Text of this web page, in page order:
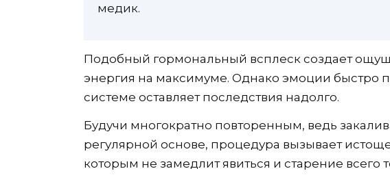
медик.
Подобный гормональный всплеск создает
энергия на максимуме. Однако эмоции быстро
системе оставляет последствия надолго.
Будучи многократно повторенным, ведь
регулярной основе, процедура вызывает
которым не замедлит явиться и старение всего